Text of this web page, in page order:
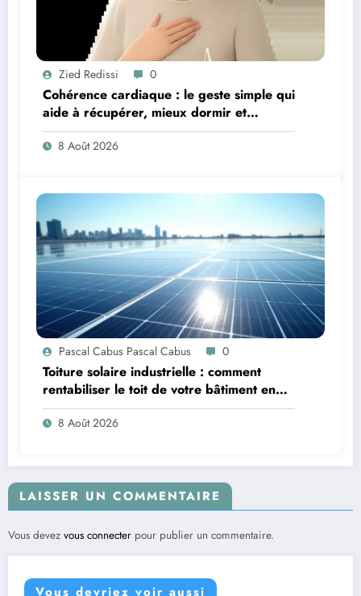
Zied Redissi 0
Cohérence cardiaque : le geste simple qui
aide à récupérer, mieux dormir et
retrouver de l’énergie
8 Août 2026
Pascal Cabus Pascal Cabus 0
Toiture solaire industrielle : comment
rentabiliser le toit de votre bâtiment en
2026 ?
8 Août 2026
LAISSER UN COMMENTAIRE
Vous devez vous connecter pour publier un commentaire.
Vous devriez voir aussi